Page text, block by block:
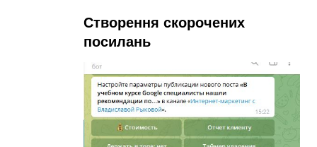
Створення скорочених
посилань